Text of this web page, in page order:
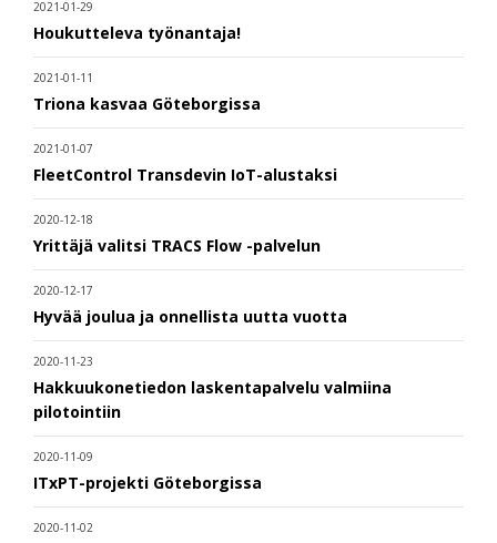
2021-01-29
Houkutteleva työnantaja!
2021-01-11
Triona kasvaa Göteborgissa
2021-01-07
FleetControl Transdevin IoT-alustaksi
2020-12-18
Yrittäjä valitsi TRACS Flow -palvelun
2020-12-17
Hyvää joulua ja onnellista uutta vuotta
2020-11-23
Hakkuukonetiedon laskentapalvelu valmiina
pilotointiin
2020-11-09
ITxPT-projekti Göteborgissa
2020-11-02